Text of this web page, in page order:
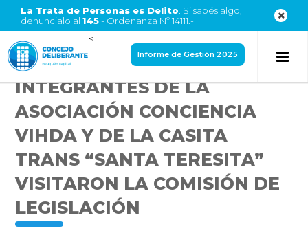
La Trata de Personas es Delito . Si sabés algo,
denuncialo al 145- Ordenanza Nº 14111.-
<
Informe de Gestión 2025
INTEGRANTES DE LA
ASOCIACIÓN CONCIENCIA
VIHDA Y DE LA CASITA
TRANS “SANTA TERESITA”
VISITARON LA COMISIÓN DE
LEGISLACIÓN